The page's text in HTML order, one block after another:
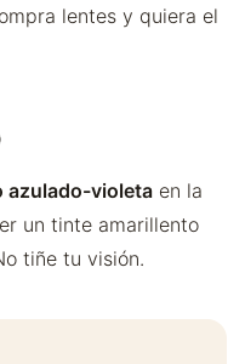
lentes y quiera el
azulado-violeta en la
un tinte amarillento
tiñe tu visión.